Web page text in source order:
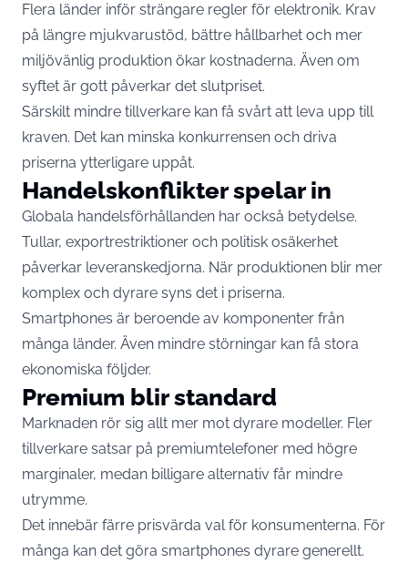
Flera länder inför strängare regler för elektronik. Krav
på längre mjukvarustöd, bättre hållbarhet och mer
miljövänlig produktion ökar kostnaderna. Även om
syftet är gott påverkar det slutpriset.
Särskilt mindre tillverkare kan få svårt att leva upp till
kraven. Det kan minska konkurrensen och driva
priserna ytterligare uppåt.
Handelskonflikter spelar in
Globala handelsförhållanden har också betydelse.
Tullar, exportrestriktioner och politisk osäkerhet
påverkar leveranskedjorna. När produktionen blir mer
komplex och dyrare syns det i priserna.
Smartphones är beroende av komponenter från
många länder. Även mindre störningar kan få stora
ekonomiska följder.
Premium blir standard
Marknaden rör sig allt mer mot dyrare modeller. Fler
tillverkare satsar på premiumtelefoner med högre
marginaler, medan billigare alternativ får mindre
utrymme.
Det innebär färre prisvärda val för konsumenterna. För
många kan det göra smartphones dyrare generellt.